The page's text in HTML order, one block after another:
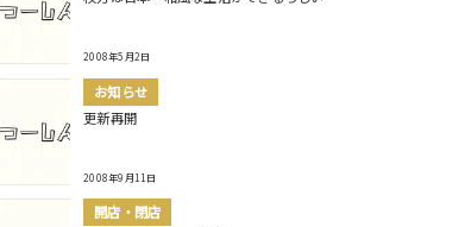
2008年5月2日
お知らせ
更新再開
2008年9月11日
開店・閉店